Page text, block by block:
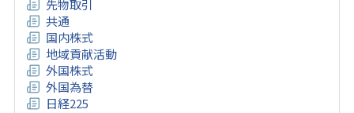
先物取引
共通
国内株式
地域貢献活動
外国株式
外国為替
日経225